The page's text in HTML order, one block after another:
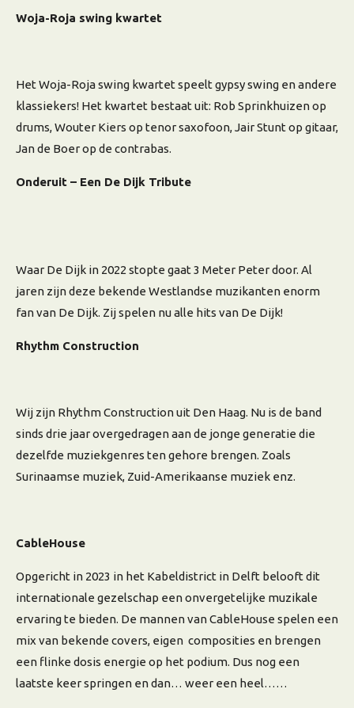
Woja-Roja swing kwartet
Het Woja-Roja swing kwartet speelt gypsy swing en andere
klassiekers! Het kwartet bestaat uit: Rob Sprinkhuizen op
drums, Wouter Kiers op tenor saxofoon, Jair Stunt op gitaar,
Jan de Boer op de contrabas.
Onderuit – Een De Dijk Tribute
Waar De Dijk in 2022 stopte gaat 3 Meter Peter door. Al
jaren zijn deze bekende Westlandse muzikanten enorm
fan van De Dijk. Zij spelen nu alle hits van De Dijk!
Rhythm Construction
Wij zijn Rhythm Construction uit Den Haag. Nu is de band
sinds drie jaar overgedragen aan de jonge generatie die
dezelfde muziekgenres ten gehore brengen. Zoals
Surinaamse muziek, Zuid-Amerikaanse muziek enz.
CableHouse
Opgericht in 2023 in het Kabeldistrict in Delft belooft dit
internationale gezelschap een onvergetelijke muzikale
ervaring te bieden. De mannen van CableHouse spelen een
mix van bekende covers, eigen composities en brengen
een flinke dosis energie op het podium. Dus nog een
laatste keer springen en dan… weer een heel……